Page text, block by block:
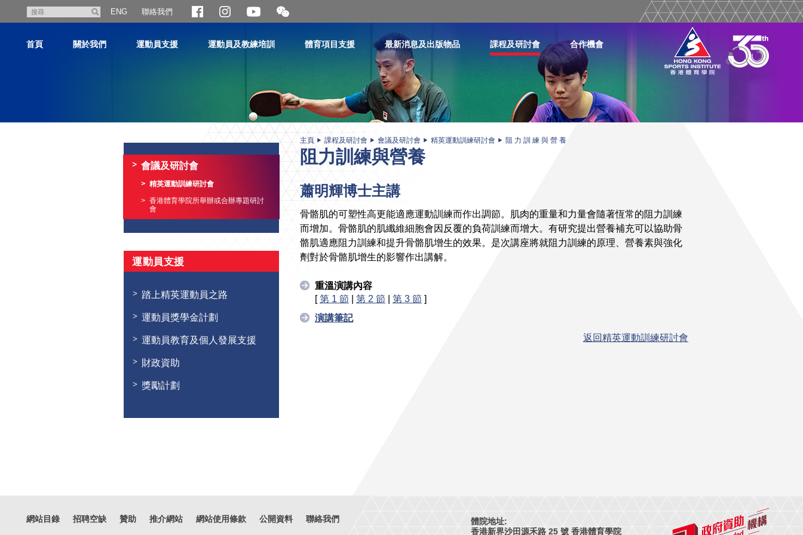
尋
ENG 聯絡我們
開
合
首頁 關於我們 運動員支援 運動員及教練培訓 體育項目支援 最新消息及出版物品 課程及研討會 合作機會
會議及研討會
精英運動訓練研討會
香港體育學院所舉辦或合辦專題研討
會
運動員支援
踏上精英運動員之路
運動員獎學金計劃
運動員教育及個人發展支援
財政資助
獎勵計劃
主頁 課程及研討會 會議及研討會 精英運動訓練研討會 阻 力 訓 練 與 營 養
阻力訓練與營養
蕭明輝博士主講
骨骼肌的可塑性高更能適應運動訓練而作出調節。肌肉的重量和力量會隨著恆常的阻力訓練
而增加。骨骼肌的肌纖維細胞會因反覆的負荷訓練而增大。有研究提出營養補充可以協助骨
骼肌適應阻力訓練和提升骨骼肌增生的效果。是次講座將就阻力訓練的原理、營養素與強化
劑對於骨骼肌增生的影響作出講解。
重溫演講內容
[第 1 節 | 第 2 節 | 第 3 節 ]
演講筆記
返回精英運動訓練研討會
體院地址:
香港新界沙田源禾路 25 號 香港體育學院
網站目錄 招聘空缺 贊助 推介網站 網站使用條款 公開資料 聯絡我們